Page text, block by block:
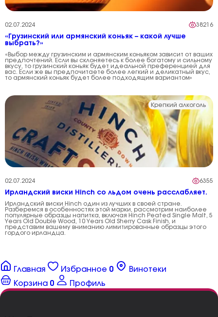
02.07.2024 38216
«Грузинский или армянский коньяк – какой лучше
выбрать?»
«Выбор между грузинским и армянским коньяком зависит от ваших
предпочтений. Если вы склоняетесь к более богатому и сильному
вкусу, то грузинский коньяк будет идеальной преференцией для
вас. Если же вы предпочитаете более легкий и деликатный вкус,
то армянский коньяк будет более подходящим вариантом»
Крепкий алкоголь
02.07.2024 6355
Ирландский виски Hinch со льдом очень расслабляет.
Ирландский виски Hinch один из лучших в своей стране.
Разберемся в особенностях этой марки, рассмотрим наиболее
популярные образцы напитка, включая Hinch Peated Single Malt, 5
Years Old Double Wood, 10 Years Old Sherry Cask Finish, и
представим вашему вниманию лимитированные образцы этого
гордого ирландца.
Главная Избранное 0
Винотеки
Корзина 0 Профиль